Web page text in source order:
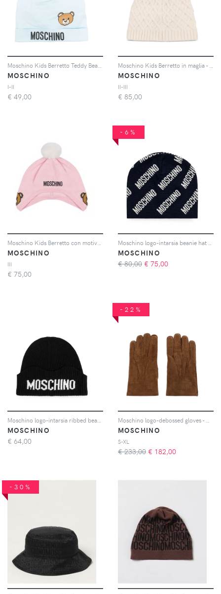
MOSCHINO
I-II
€ 49,00
MOSCHINO
II-III
€ 85,00
MOSCHINO
III
€ 75,00
-6%
MOSCHINO
€ 80,00 € 75,00
MOSCHINO
€ 64,00
-22%
MOSCHINO
S-XL
€ 233,00 € 182,00
-30%